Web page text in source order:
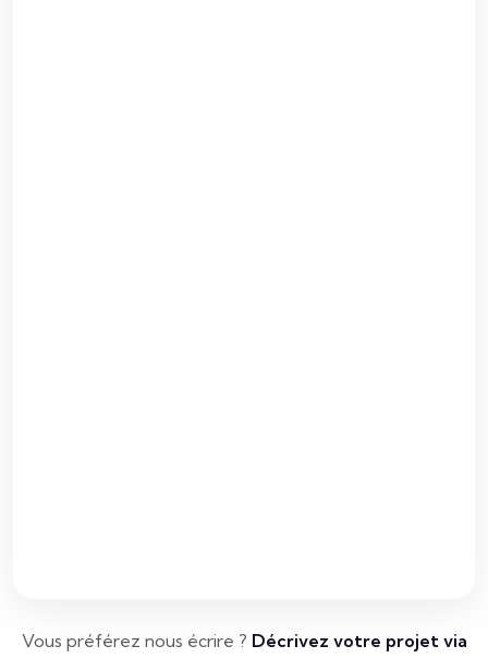
Vous préférez nous écrire ? Décrivez votre projet via